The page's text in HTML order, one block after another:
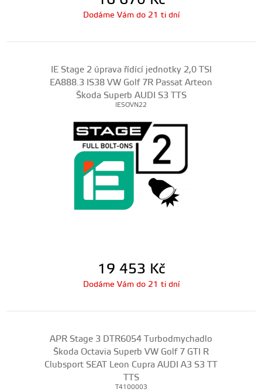
Dodáme Vám do 21 ti dní
IE Stage 2 úprava řídící jednotky 2,0 TSI
EA888.3 IS38 VW Golf 7R Passat Arteon
Škoda Superb AUDI S3 TTS
IESOVN22
19 453 Kč
Dodáme Vám do 21 ti dní
APR Stage 3 DTR6054 Turbodmychadlo
Škoda Octavia Superb VW Golf 7 GTI R
Clubsport SEAT Leon Cupra AUDI A3 S3 TT
TTS
T4100003